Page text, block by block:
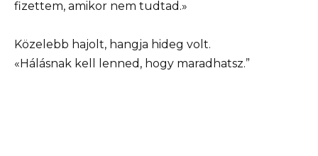
fizettem, amikor nem tudtad.»
Közelebb hajolt, hangja hideg volt.
«Hálásnak kell lenned, hogy maradhatsz.”